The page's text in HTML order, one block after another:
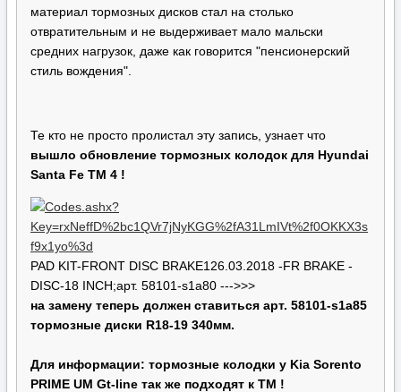
материал тормозных дисков стал на столько
отвратительным и не выдерживает мало мальски
средних нагрузок, даже как говорится "пенсионерский
стиль вождения".
Те кто не просто пролистал эту запись, узнает что
вышло обновление тормозных колодок для Hyundai
Santa Fe TM 4 !
PAD KIT-FRONT DISC BRAKE126.03.2018 -FR BRAKE -
DISC-18 INCH;арт. 58101-s1a80 --->>>
на замену теперь должен ставиться арт. 58101-s1a85
тормозные диски R18-19 340мм.
Для информации: тормозные колодки у Kia Sorento
PRIME UM Gt-line так же подходят к ТМ !